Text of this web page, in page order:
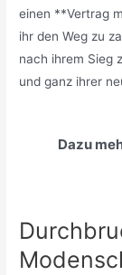
einen **Vertrag
ihr den Weg zu
nach ihrem Sieg
und ganz ihrer
Dazu